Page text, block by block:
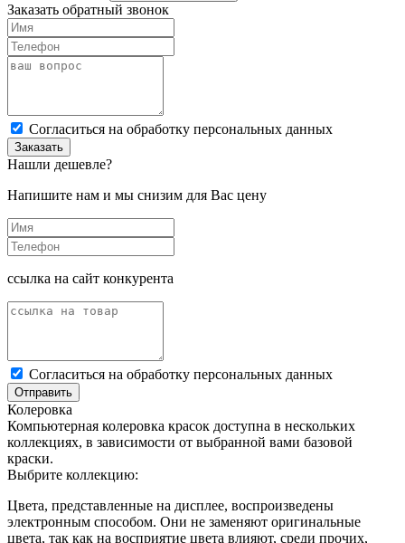
Заказать обратный звонок
Cогласиться на обработку персональных данных
Заказать
Нашли дешевле?
Напишите нам и мы снизим для Вас цену
ссылка на сайт конкурента
Cогласиться на обработку персональных данных
Отправить
Колеровка
Компьютерная колеровка красок доступна в нескольких
коллекциях, в зависимости от выбранной вами базовой
краски.
Выбрите коллекцию:
Цвета, представленные на дисплее, воспроизведены
электронным способом. Они не заменяют оригинальные
цвета, так как на восприятие цвета влияют, среди прочих,